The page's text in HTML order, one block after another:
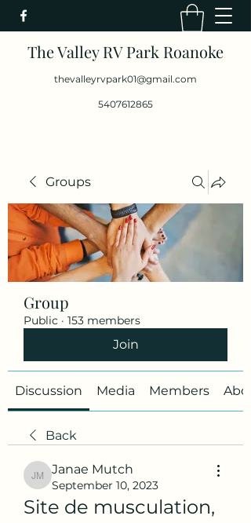
The Valley RV Park Roanoke
thevalleyrvpark01@gmail.com
5407612865
Groups
Group
Public · 153 members
Join
Discussion Media Members
Back
Janae Mutch
Janae Mutch
September 10, 2023
Site de musculation,